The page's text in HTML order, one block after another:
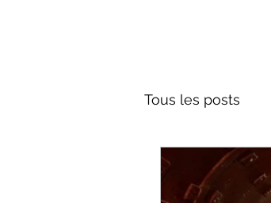
Tous les posts
Société russe